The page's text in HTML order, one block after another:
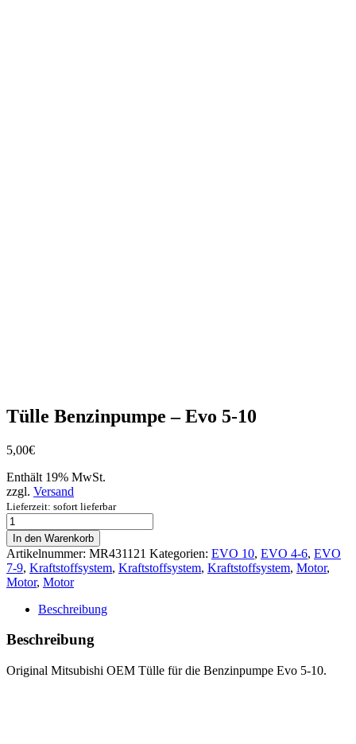
Tülle Benzinpumpe – Evo 5-10
5,00€
Enthält 19% MwSt.
zzgl. Versand
Lieferzeit: sofort lieferbar
Tülle
Benzinpumpe
-
Evo
5-
10
Menge
In den Warenkorb
Artikelnummer: MR431121 Kategorien: EVO 10, EVO 4-6, EVO
7-9, Kraftstoffsystem, Kraftstoffsystem, Kraftstoffsystem, Motor,
Motor, Motor
Beschreibung
Beschreibung
Original Mitsubishi OEM Tülle für die Benzinpumpe Evo 5-10.